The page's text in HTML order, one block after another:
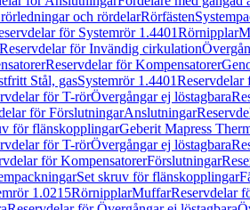
och rördelarRörfästen
för Systemrör 1.4401Rörnipplar
Reservdelar för Invändig cirkulation
Reservdelar för Kompensatorer
Stål, gasSystemrör 1.4401Reservdelar
för T-rörÖvergångar ej löstagbara
för FörslutningarAnslutningar
för flänskopplingarGeberit Mapress
för T-rörÖvergångar ej löstagbara
för KompensatorerFörslutningar
Set skruv för flänskopplingar
1.0215RörnipplarMuffarReservdelar